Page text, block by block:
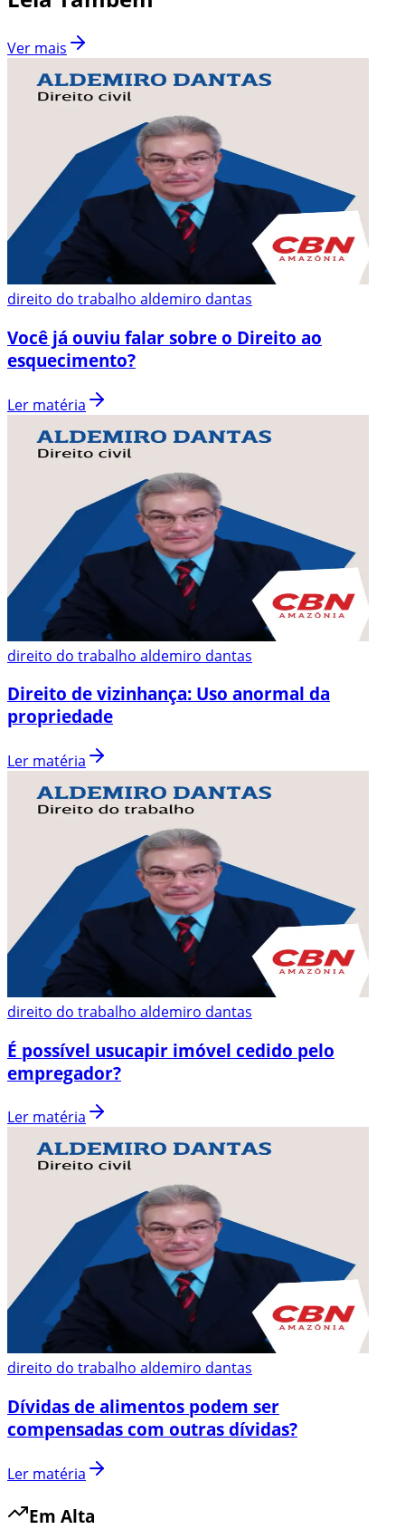
Ver mais
direito do trabalho aldemiro dantas
Você já ouviu falar sobre o Direito ao
esquecimento?
Ler matéria
direito do trabalho aldemiro dantas
Direito de vizinhança: Uso anormal da
propriedade
Ler matéria
direito do trabalho aldemiro dantas
É possível usucapir imóvel cedido pelo
empregador?
Ler matéria
direito do trabalho aldemiro dantas
Dívidas de alimentos podem ser
compensadas com outras dívidas?
Ler matéria
Em Alta